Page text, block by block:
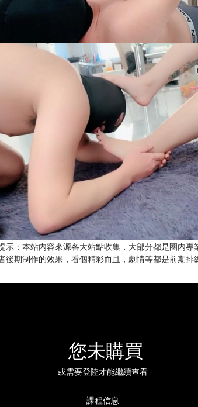
示：本站内容來源各大站點收集，大部分都是圈内
後期制作的效果，看個精彩而且，劇情等都是前期
您未購買
或需要登陸才能繼續查看
課程信息